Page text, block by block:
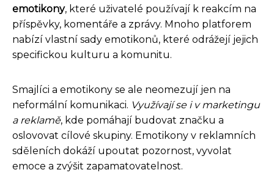
emotikony, které uživatelé používají k reakcím na
příspěvky, komentáře a zprávy. Mnoho platforem
nabízí vlastní sady emotikonů, které odrážejí jejich
specifickou kulturu a komunitu.
Smajlíci a emotikony se ale neomezují jen na
neformální komunikaci. Využívají se i v marketingu
a reklamě, kde pomáhají budovat značku a
oslovovat cílové skupiny. Emotikony v reklamních
sděleních dokáží upoutat pozornost, vyvolat
emoce a zvýšit zapamatovatelnost.